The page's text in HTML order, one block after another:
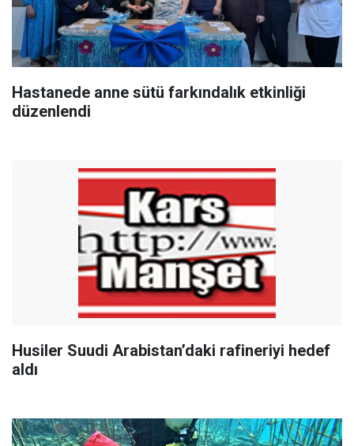
Hastanede anne sütü farkındalık etkinliği
düzenlendi
Husiler Suudi Arabistan’daki rafineriyi hedef
aldı